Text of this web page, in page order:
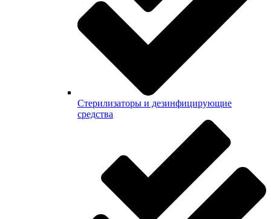
Стерилизаторы и дезинфицирующие
средства